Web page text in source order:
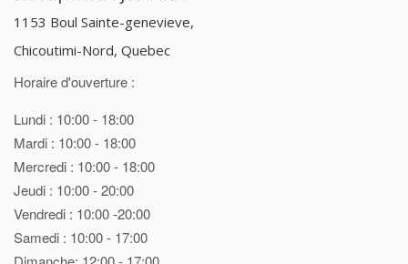
1153 Boul Sainte-genevieve,
Chicoutimi-Nord, Quebec
Horaire d'ouverture :
Lundi : 10:00 - 18:00
Mardi : 10:00 - 18:00
Mercredi : 10:00 - 18:00
Jeudi : 10:00 - 20:00
Vendredi : 10:00 -20:00
Samedi : 10:00 - 17:00